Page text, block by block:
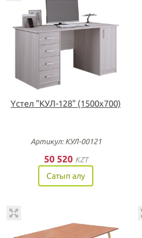
Үстел "КУЛ-128" (1500х700)
Артикул: КУЛ-00121
50 520 KZT
Сатып алу